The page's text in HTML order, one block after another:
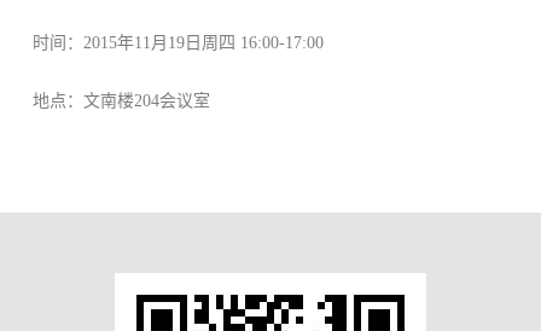
时间：2015年11月19日周四 16:00-17:00
地点：文南楼204会议室